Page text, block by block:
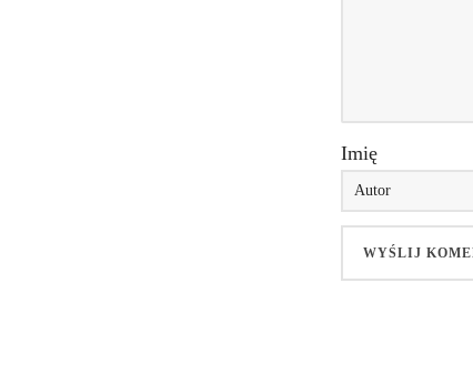
Imię